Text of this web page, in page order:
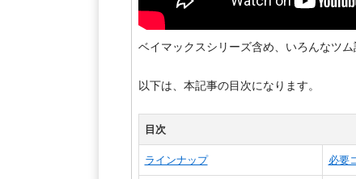
ベイマックスシリーズ含め、いろんなツム
以下は、本記事の目次になります。
目次
ラインナップ 必要